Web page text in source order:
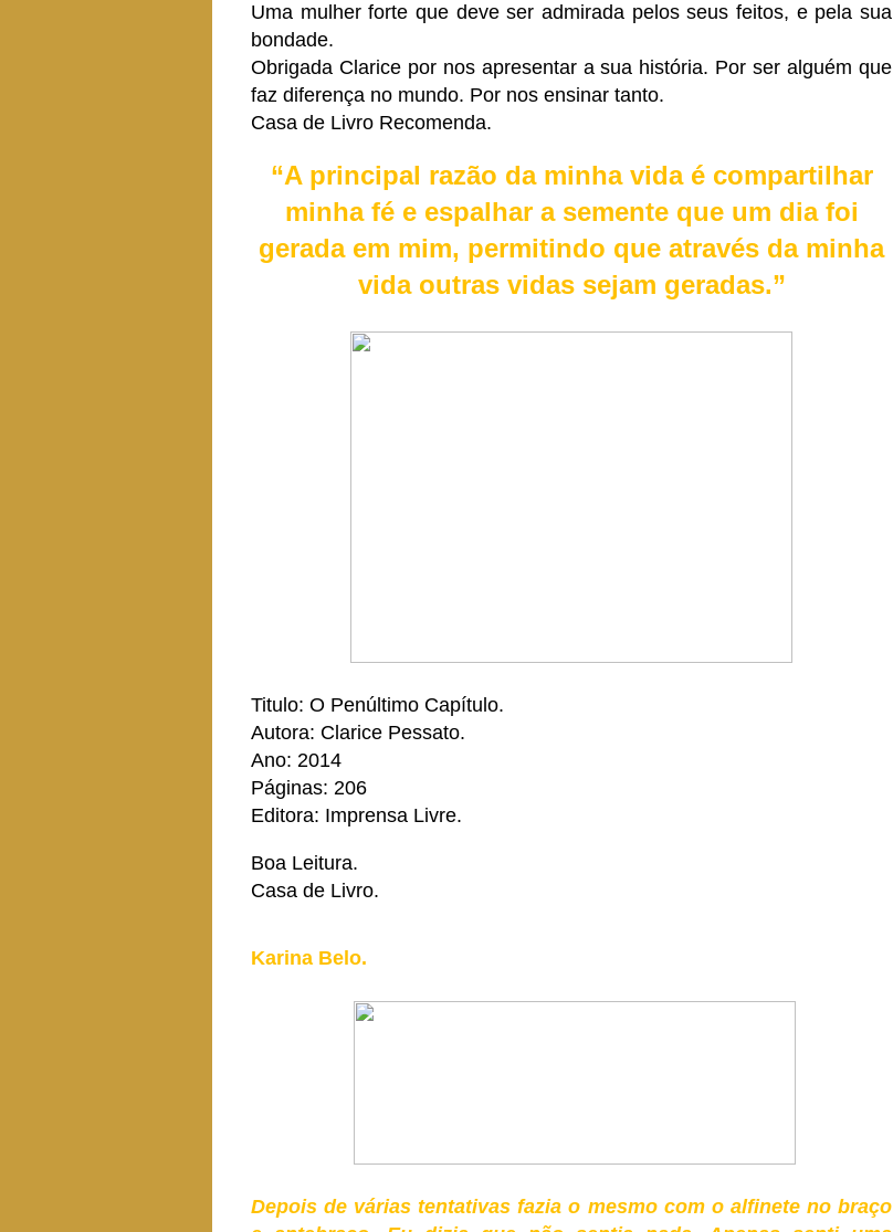
Uma mulher forte que deve ser admirada pelos seus feitos, e pela sua
bondade.
Obrigada Clarice por nos apresentar a sua história. Por ser alguém que
faz diferença no mundo. Por nos ensinar tanto.
Casa de Livro Recomenda.
“A principal razão da minha vida é compartilhar
minha fé e espalhar a semente que um dia foi
gerada em mim, permitindo que através da minha
vida outras vidas sejam geradas.”
Titulo: O Penúltimo Capítulo.
Autora: Clarice Pessato.
Ano: 2014
Páginas: 206
Editora: Imprensa Livre.
Boa Leitura.
Casa de Livro.
Karina Belo.
Depois de várias tentativas fazia o mesmo com o alfinete no braço